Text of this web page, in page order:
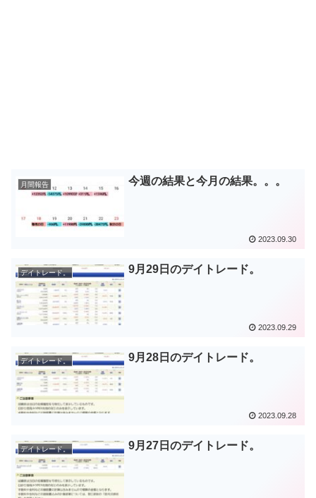
月間報告 今週の結果と今月の結果。。。
2023.09.30
デイトレード。 9月29日のデイトレード。
2023.09.29
デイトレード。 9月28日のデイトレード。
2023.09.28
デイトレード。 9月27日のデイトレード。